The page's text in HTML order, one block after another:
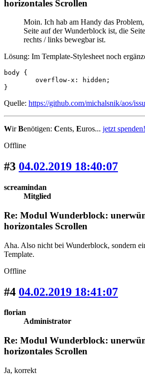
horizontales Scrollen
Moin. Ich hab am Handy das Problem,
Seite auf der Wunderblock ist, die
rechts / links bewegbar ist.
Lösung: Im Template-Stylesheet noch
body {
}
Quelle: https://github.com/michalsnik/aos/
WirBenötigen: Cents, Euros... jetzt spenden!
Offline
#3 04.02.2019 18:40:07
screamindan
Mitglied
Re: Modul Wunderblock:
horizontales Scrollen
Aha. Also nicht bei Wunderblock, sondern
Template.
Offline
#4 04.02.2019 18:41:07
florian
Administrator
Re: Modul Wunderblock:
horizontales Scrollen
Ja, korrekt